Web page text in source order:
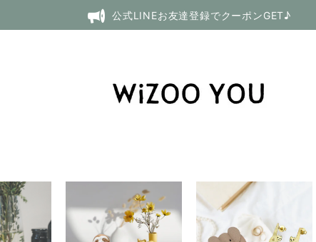
公式LINEお友達登録でクーポンGET♪